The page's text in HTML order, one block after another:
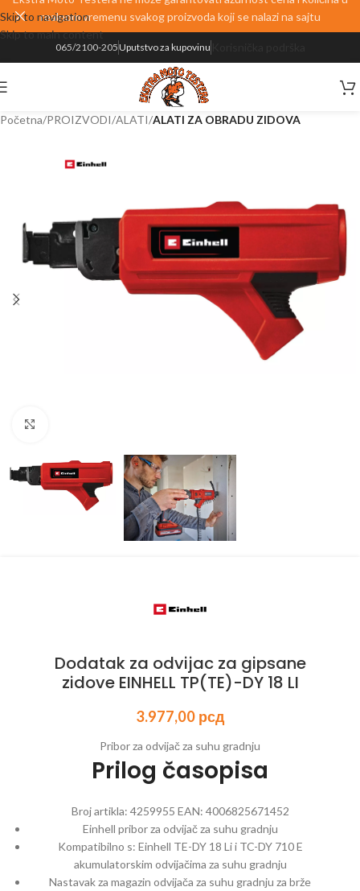
Skip to navigation
Skip to main content
realnom vremenu svakog proizvoda koji se nalazi na sajtu
065/2100-205Uputstvo za kupovinu
Početna PROIZVODI ALATI ALATI ZA OBRADU ZIDOVA
Dodatak za odvijac za gipsane
zidove EINHELL TP(TE)-DY 18 LI
3.977,00 рсд
Pribor za odvijač za suhu gradnju
Prilog časopisa
Broj artikla: 4259955 EAN: 4006825671452
Einhell pribor za odvijač za suhu gradnju
Kompatibilno s: Einhell TE-DY 18 Li i TC-DY 710 E
akumulatorskim odvijačima za suhu gradnju
Nastavak za magazin odvijača za suhu gradnju za brže